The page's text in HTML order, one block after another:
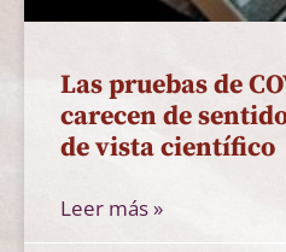
Las pruebas de
carecen de
de vista científico
Leer más »